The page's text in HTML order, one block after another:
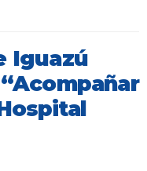
Iguazú